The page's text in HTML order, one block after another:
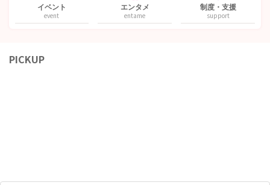
イベント
event
エンタメ
entame
制度・支援
support
PICKUP